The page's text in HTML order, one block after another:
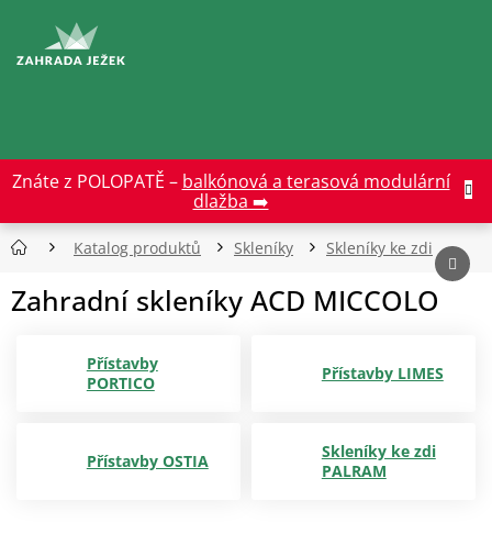
obsah
Znáte z POLOPATĚ – balkónová a terasová modulární
dlažba ➡️
Katalog produktů Skleníky Skleníky ke zdi
Zahradní skleníky ACD MICCOLO
Přístavby
PORTICO
Přístavby LIMES
Přístavby OSTIA
Skleníky ke zdi
PALRAM